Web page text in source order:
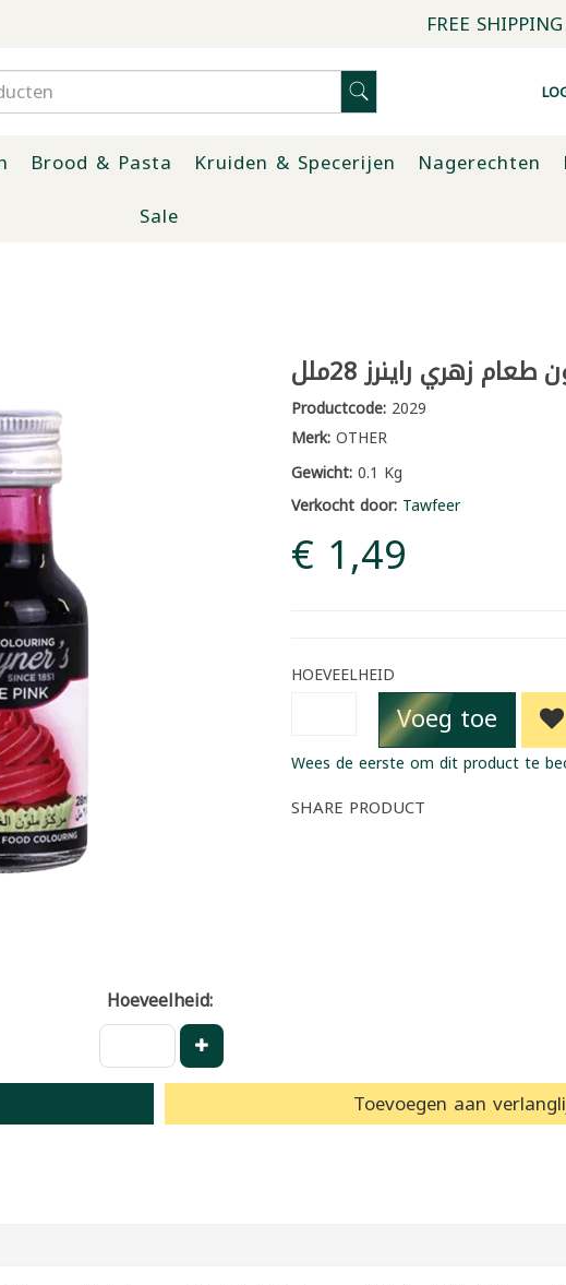
FREE
Brood & Pasta Kruiden & Specerijen Nagerechten
Sale
طعام زهري راينرز 28ملل
Productcode:2029
Merk:OTHER
Gewicht:0.1 Kg
Verkocht door: Tawfeer
€ 1,49
HOEVEELHEID
Voeg toe
Wees de eerste om dit product te
SHARE PRODUCT
Hoeveelheid:
Toevoegen aan